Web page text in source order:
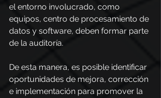
el entorno involucrado, como
equipos, centro de procesamiento de
datos y software, deben formar parte
de la auditoría.
De esta manera, es posible identificar
oportunidades de mejora, corrección
e implementación para promover la